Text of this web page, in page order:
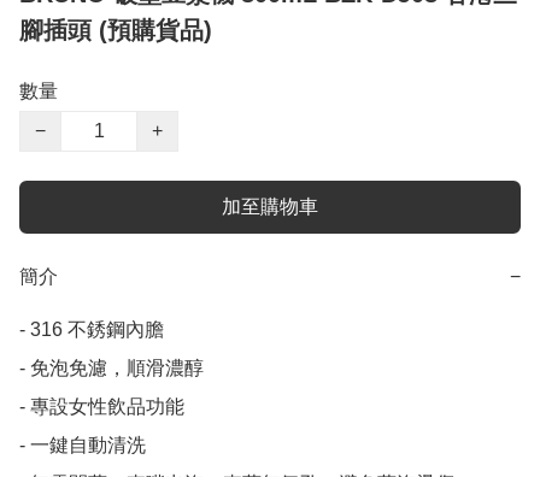
腳插頭 (預購貨品)
數量
−
+
加至購物車
簡介 −
- 316 不銹鋼內膽
- 免泡免濾，順滑濃醇
- 專設女性飲品功能
- 一鍵自動清洗